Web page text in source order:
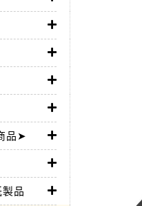
品➤
品